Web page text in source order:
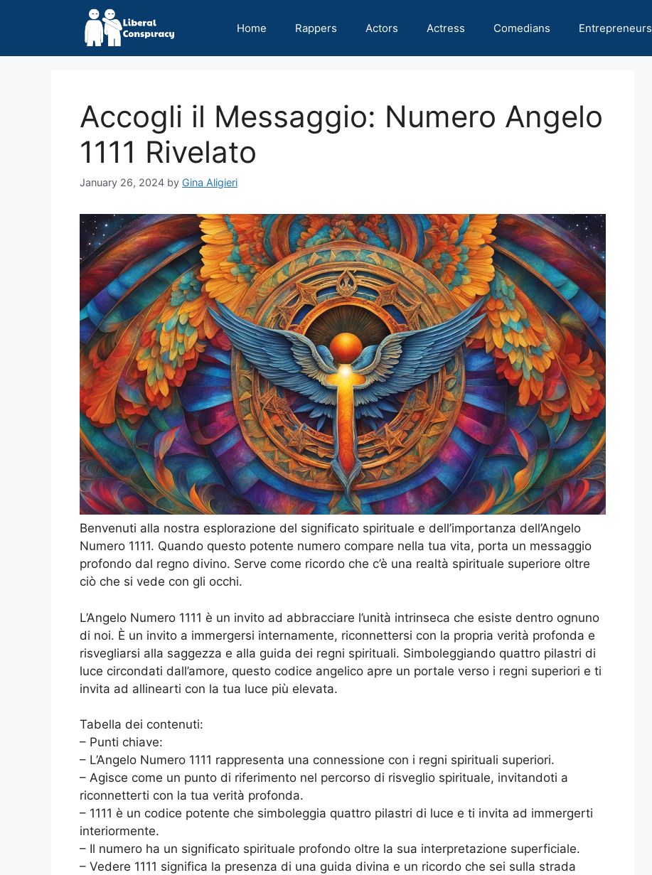
Home Rappers Actors Actress Comedians Entrepreneurs
Accogli il Messaggio: Numero Angelo
1111 Rivelato
January 26, 2024 by Gina Aligieri
Benvenuti alla nostra esplorazione del significato spirituale e dell’importanza dell’Angelo
Numero 1111. Quando questo potente numero compare nella tua vita, porta un messaggio
profondo dal regno divino. Serve come ricordo che c’è una realtà spirituale superiore oltre
ciò che si vede con gli occhi.
L’Angelo Numero 1111 è un invito ad abbracciare l’unità intrinseca che esiste dentro ognuno
di noi. È un invito a immergersi internamente, riconnettersi con la propria verità profonda e
risvegliarsi alla saggezza e alla guida dei regni spirituali. Simboleggiando quattro pilastri di
luce circondati dall’amore, questo codice angelico apre un portale verso i regni superiori e ti
invita ad allinearti con la tua luce più elevata.
Tabella dei contenuti:
– Punti chiave:
– L’Angelo Numero 1111 rappresenta una connessione con i regni spirituali superiori.
– Agisce come un punto di riferimento nel percorso di risveglio spirituale, invitandoti a
riconnetterti con la tua verità profonda.
– 1111 è un codice potente che simboleggia quattro pilastri di luce e ti invita ad immergerti
interiormente.
– Il numero ha un significato spirituale profondo oltre la sua interpretazione superficiale.
– Vedere 1111 significa la presenza di una guida divina e un ricordo che sei sulla strada